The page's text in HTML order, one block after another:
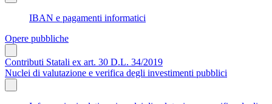
IBAN e pagamenti informatici
Opere pubbliche
Contributi Statali ex art. 30 D.L. 34/2019
Nuclei di valutazione e verifica degli investimenti pubblici